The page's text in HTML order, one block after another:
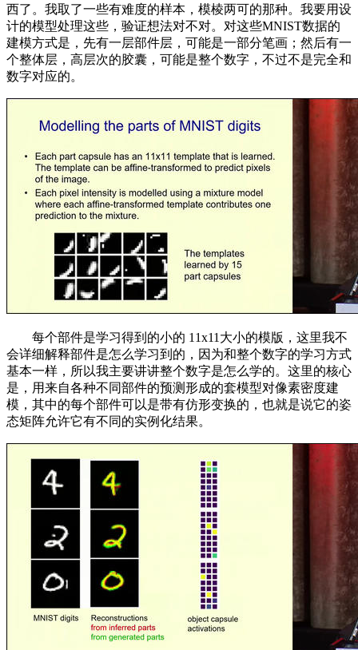
西了。我取了一些有难度的样本，模棱两可的那种。我要用设
计的模型处理这些，验证想法对不对。对这些MNIST数据的
建模方式是，先有一层部件层，可能是一部分笔画；然后有一
个整体层，高层次的胶囊，可能是整个数字，不过不是完全和
数字对应的。
每个部件是学习得到的小的 11x11大小的模版，这里我不
会详细解释部件是怎么学习到的，因为和整个数字的学习方式
基本一样，所以我主要讲讲整个数字是怎么学的。这里的核心
是，用来自各种不同部件的预测形成的套模型对像素密度建
模，其中的每个部件可以是带有仿形变换的，也就是说它的姿
态矩阵允许它有不同的实例化结果。